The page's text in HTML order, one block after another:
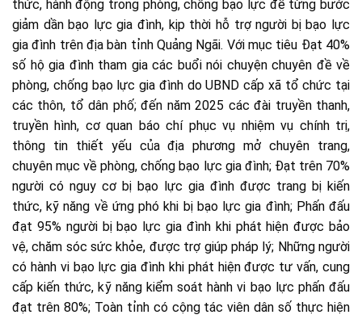
thức, hành động trong phòng, chống bạo lực để từng bước
giảm dần bạo lực gia đình, kịp thời hỗ trợ người bị bạo lực
gia đình trên địa bàn tỉnh Quảng Ngãi. Với mục tiêu Đạt 40%
số hộ gia đình tham gia các buổi nói chuyện chuyên đề về
phòng, chống bạo lực gia đình do UBND cấp xã tổ chức tại
các thôn, tổ dân phố; đến năm 2025 các đài truyền thanh,
truyền hình, cơ quan báo chí phục vụ nhiệm vụ chính trị,
thông tin thiết yếu của địa phương mở chuyên trang,
chuyên mục về phòng, chống bạo lực gia đình; Đạt trên 70%
người có nguy cơ bị bạo lực gia đình được trang bị kiến
thức, kỹ năng về ứng phó khi bị bạo lực gia đình; Phấn đấu
đạt 95% người bị bạo lực gia đình khi phát hiện được bảo
vệ, chăm sóc sức khỏe, được trợ giúp pháp lý; Những người
có hành vi bạo lực gia đình khi phát hiện được tư vấn, cung
cấp kiến thức, kỹ năng kiểm soát hành vi bạo lực phấn đấu
đạt trên 80%; Toàn tỉnh có cộng tác viên dân số thực hiện